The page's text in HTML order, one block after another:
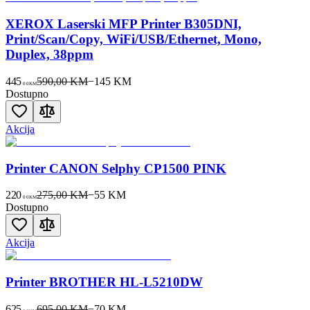
XEROX Laserski MFP Printer B305DNI,
Print/Scan/Copy, WiFi/USB/Ethernet, Mono,
Duplex, 38ppm
445 00KM590,00 KM−145 KM
Dostupno
Akcija
Printer CANON Selphy CP1500 PINK
220 00KM275,00 KM−55 KM
Dostupno
Akcija
Printer BROTHER HL-L5210DW